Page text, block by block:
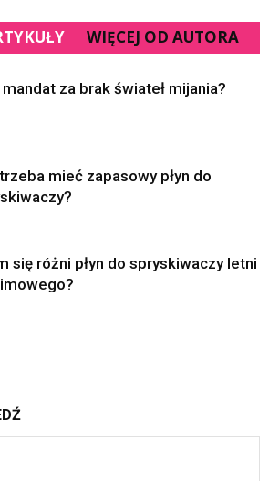
WIĘCEJ OD AUTORA
za brak świateł mijania?
mieć zapasowy płyn do
się różni płyn do spryskiwaczy letni